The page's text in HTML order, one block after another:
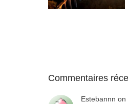
Commentaires
Estebannn on